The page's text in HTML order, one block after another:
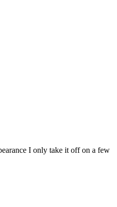
I only take it off on a few